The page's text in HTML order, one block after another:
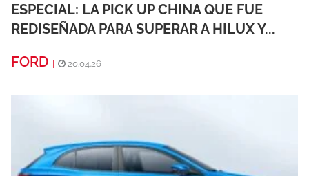
ESPECIAL: LA PICK UP CHINA QUE FUE
REDISEÑADA PARA SUPERAR A HILUX Y...
FORD
20.04.26